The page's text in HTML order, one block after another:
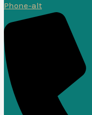
Phone-alt